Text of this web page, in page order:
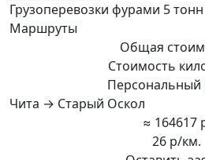
Грузоперевозки фурами 5 тонн
Маршруты
Общая
Стоимость
Персональный
Чита → Старый Оскол
≈ 164617
26 р/км.